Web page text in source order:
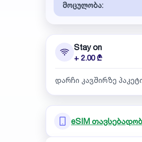
მოცულობა:
Stay on
+ 2.00 ₾
დარჩი კავშირზე
eSIM